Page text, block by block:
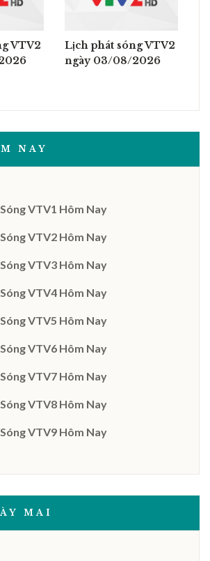
VTV2
Lịch phát sóng VTV2
ngày 03/08/2026
NAY
VTV1 Hôm Nay
VTV2 Hôm Nay
VTV3 Hôm Nay
VTV4 Hôm Nay
VTV5 Hôm Nay
VTV6 Hôm Nay
VTV7 Hôm Nay
VTV8 Hôm Nay
VTV9 Hôm Nay
MAI